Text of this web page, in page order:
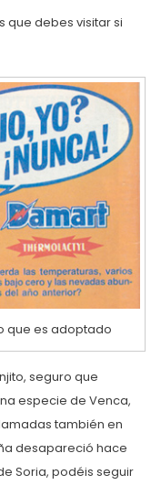
que debes visitar si
que es adoptado
seguro que
especie de Venca,
también en
desapareció hace
Soria, podéis seguir